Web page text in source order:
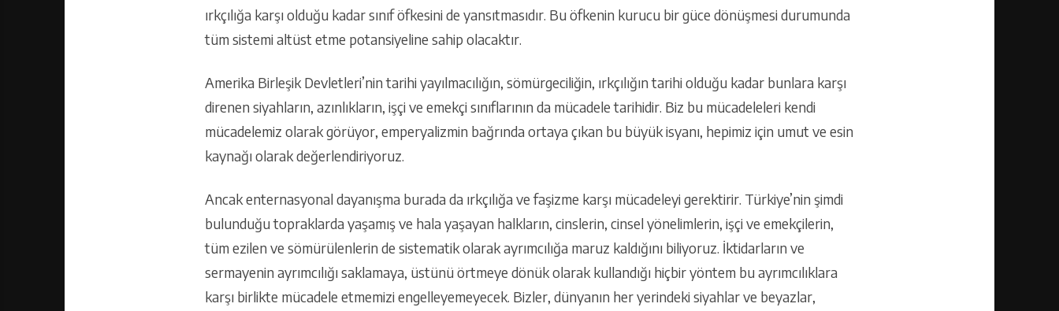
ırkçılığa karşı olduğu kadar sınıf öfkesini de yansıtmasıdır. Bu öfkenin kurucu bir güce dönüşmesi durumunda
tüm sistemi altüst etme potansiyeline sahip olacaktır.
Amerika Birleşik Devletleri’nin tarihi yayılmacılığın, sömürgeciliğin, ırkçılığın tarihi olduğu kadar bunlara karşı
direnen siyahların, azınlıkların, işçi ve emekçi sınıflarının da mücadele tarihidir. Biz bu mücadeleleri kendi
mücadelemiz olarak görüyor, emperyalizmin bağrında ortaya çıkan bu büyük isyanı, hepimiz için umut ve esin
kaynağı olarak değerlendiriyoruz.
Ancak enternasyonal dayanışma burada da ırkçılığa ve faşizme karşı mücadeleyi gerektirir. Türkiye’nin şimdi
bulunduğu topraklarda yaşamış ve hala yaşayan halkların, cinslerin, cinsel yönelimlerin, işçi ve emekçilerin,
tüm ezilen ve sömürülenlerin de sistematik olarak ayrımcılığa maruz kaldığını biliyoruz. İktidarların ve
sermayenin ayrımcılığı saklamaya, üstünü örtmeye dönük olarak kullandığı hiçbir yöntem bu ayrımcılıklara
karşı birlikte mücadele etmemizi engelleyemeyecek. Bizler, dünyanın her yerindeki siyahlar ve beyazlar,